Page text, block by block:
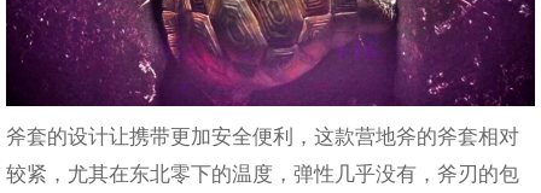
斧套的设计让携带更加安全便利，这款营地斧的斧套相对
较紧，尤其在东北零下的温度，弹性几乎没有，斧刃的包